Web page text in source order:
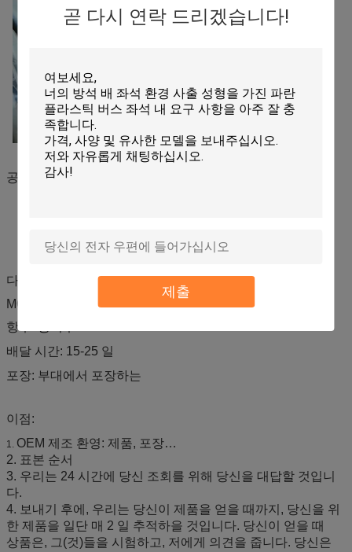
곧 다시 연락 드리겠습니다!
제출
공장과 작업장 그림
다른 세부사항:
MOQ: 100 PC
항구: 광저우
배달 시간: 15-25 일
포장: 부대에서 포장하는
이점:
1. OEM 제조 환영: 제품, 포장…
2. 표본 순서
3. 우리는 24 시간에 당신 조회를 위해 당신을 대답할 것입니
다.
4. 보내기 후에, 우리는 당신이 제품을 얻을 때까지, 당신을 위
한 제품을 일단 매 2 일 추적하을 것입니다. 당신이 얻을 때
상품은, 그(것)들을 시험하고, 저에게 의견을 줍니다. 당신은